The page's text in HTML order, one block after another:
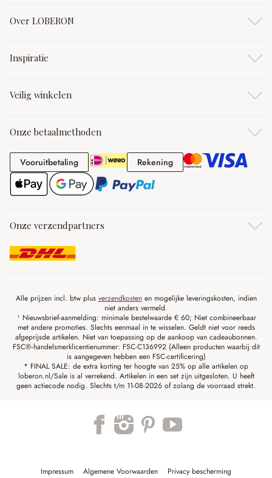
Over LOBERON
Inspiratie
Veilig winkelen
Onze betaalmethoden
VooruitbetalingVooruitbetaling RekeningRekening
Onze verzendpartners
Alle prijzen incl. btw plus verzendkostenen mogelijke leveringskosten, indien
niet anders vermeld.
¹ Nieuwsbrief-aanmelding: minimale bestelwaarde € 60; Niet combineerbaar
met andere promoties. Slechts eenmaal in te wisselen. Geldt niet voor reeds
afgeprijsde artikelen. Niet van toepassing op de aankoop van cadeaubonnen.
FSC®-handelsmerklicentienummer: FSC-C136992 (Alleen producten waarbij dit
is aangegeven hebben een FSC-certificering)
* FINAL SALE: de extra korting ter hoogte van 25% op alle artikelen op
loberon.nl/Sale is al verrekend. Artikelen in een set zijn uitgesloten. U heeft
geen actiecode nodig. Slechts t/m 11-08-2026 of zolang de voorraad strekt.
Impressum Algemene Voorwaarden
Privacy bescherming